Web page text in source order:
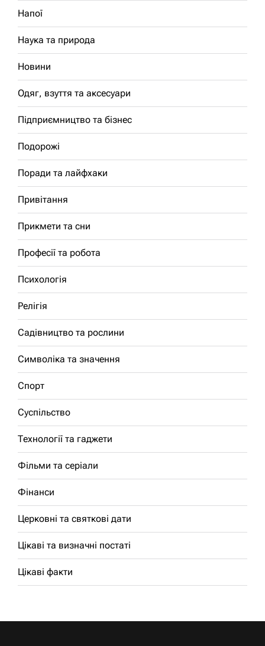
Напої
Наука та природа
Новини
Одяг, взуття та аксесуари
Підприємництво та бізнес
Подорожі
Поради та лайфхаки
Привітання
Прикмети та сни
Професії та робота
Психологія
Релігія
Садівництво та рослини
Символіка та значення
Спорт
Суспільство
Технології та гаджети
Фільми та серіали
Фінанси
Церковні та святкові дати
Цікаві та визначні постаті
Цікаві факти